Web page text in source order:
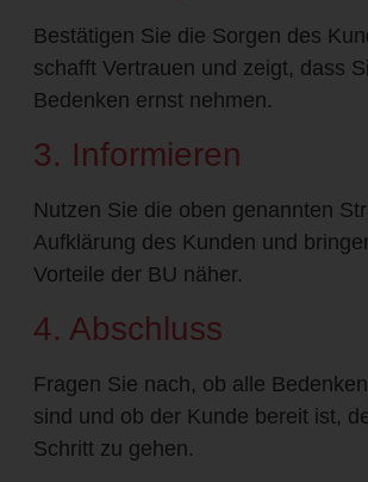
Bestätigen Sie die Sorgen des
schafft Vertrauen und zeigt, dass
Bedenken ernst nehmen.
3. Informieren
Nutzen Sie die oben genannten
Aufklärung des Kunden und
Vorteile der BU näher.
4. Abschluss
Fragen Sie nach, ob alle
sind und ob der Kunde bereit ist,
Schritt zu gehen.